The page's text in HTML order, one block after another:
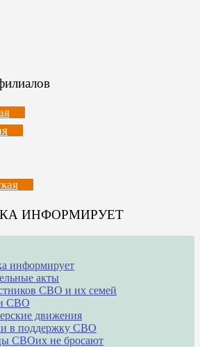
ИНФОРМИРУЕТ
информирует
акты
СВО и их семей
СВО
движения
в поддержку СВО
СВОих не бросают